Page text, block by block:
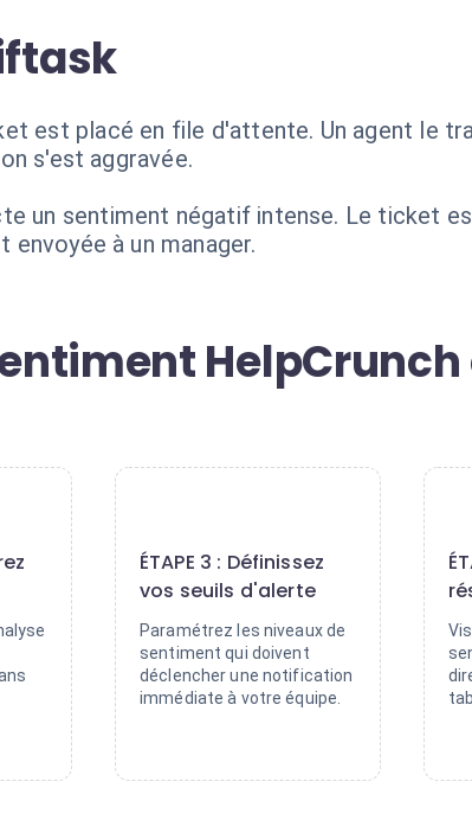
est placé en file d'attente. Un agent le
s'est aggravée.
un sentiment négatif intense. Le ticket
à un manager.
HelpCrunch
ÉTAPE 3 : Définissez
vos seuils d'alerte
Paramétrez les niveaux de
sentiment qui doivent
déclencher une notification
immédiate à votre équipe.